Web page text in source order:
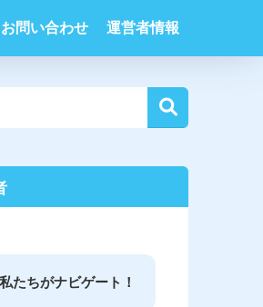
お問い合わせ 運営者情報
私たちがナビゲート！